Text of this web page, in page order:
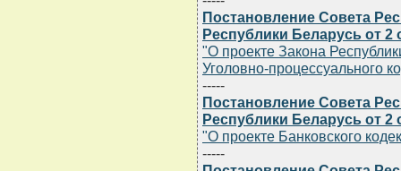
Постановление Совета
Республики Беларусь от 2
"О проекте Закона
Уголовно-процессуального
-----
Постановление Совета
Республики Беларусь от 2
"О проекте Банковского
-----